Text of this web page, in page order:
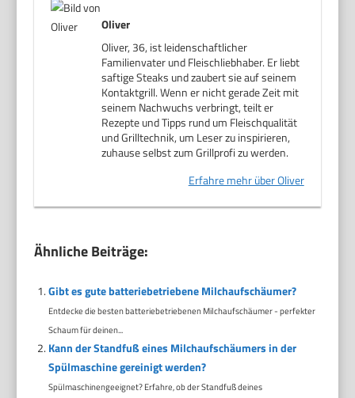
Oliver
Oliver, 36, ist leidenschaftlicher
Familienvater und Fleischliebhaber. Er liebt
saftige Steaks und zaubert sie auf seinem
Kontaktgrill. Wenn er nicht gerade Zeit mit
seinem Nachwuchs verbringt, teilt er
Rezepte und Tipps rund um Fleischqualität
und Grilltechnik, um Leser zu inspirieren,
zuhause selbst zum Grillprofi zu werden.
Erfahre mehr über Oliver
Ähnliche Beiträge:
Gibt es gute batteriebetriebene Milchaufschäumer?
Entdecke die besten batteriebetriebenen Milchaufschäumer - perfekter
Schaum für deinen...
Kann der Standfuß eines Milchaufschäumers in der
Spülmaschine gereinigt werden?
Spülmaschinengeeignet? Erfahre, ob der Standfuß deines